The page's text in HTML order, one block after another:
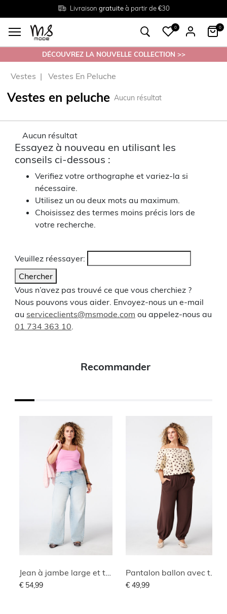
Livraison gratuiteà partir de €30
Tailles du38 au 54
Retourgratuit en magasin
0 0
DÉCOUVREZ LA NOUVELLE COLLECTION >>
Vestes Vestes En Peluche
Vestes en peluche Aucun résultat
Aucun résultat
Essayez à nouveau en utilisant les
conseils ci-dessous :
Verifiez votre orthographe et variez-la si
nécessaire.
Utilisez un ou deux mots au maximum.
Choisissez des termes moins précis lors de
votre recherche.
Veuillez réessayer:
Chercher
Vous n’avez pas trouvé ce que vous cherchiez ?
Nous pouvons vous aider. Envoyez-nous un e-mail
au serviceclients@msmode.com ou appelez-nous au
01 734 363 10
Recommander
€ 54,99
Pantalon ballon avec taille élastique
€ 49,99